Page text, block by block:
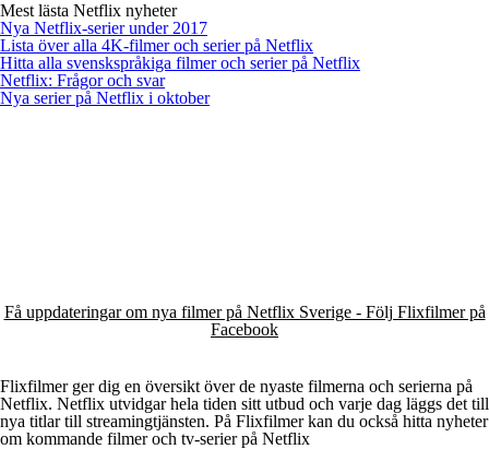
Mest lästa Netflix nyheter
Nya Netflix-serier under 2017
Lista över alla 4K-filmer och serier på Netflix
Hitta alla svenskspråkiga filmer och serier på Netflix
Netflix: Frågor och svar
Nya serier på Netflix i oktober
Få uppdateringar om nya filmer på Netflix Sverige - Följ Flixfilmer på
Facebook
Flixfilmer ger dig en översikt över de nyaste filmerna och serierna på
Netflix. Netflix utvidgar hela tiden sitt utbud och varje dag läggs det till
nya titlar till streamingtjänsten. På Flixfilmer kan du också hitta nyheter
om kommande filmer och tv-serier på Netflix